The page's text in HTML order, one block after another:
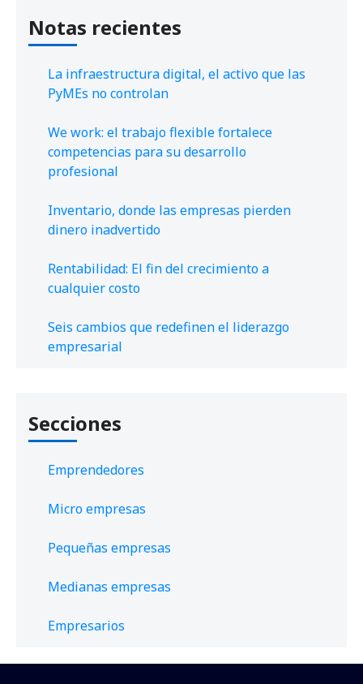
Notas recientes
La infraestructura digital, el activo que las
PyMEs no controlan
We work: el trabajo flexible fortalece
competencias para su desarrollo
profesional
Inventario, donde las empresas pierden
dinero inadvertido
Rentabilidad: El fin del crecimiento a
cualquier costo
Seis cambios que redefinen el liderazgo
empresarial
Secciones
Emprendedores
Micro empresas
Pequeñas empresas
Medianas empresas
Empresarios